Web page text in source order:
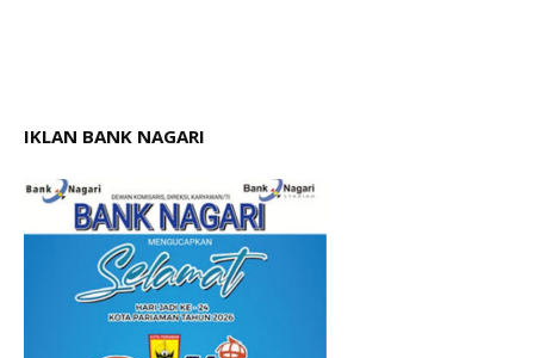
IKLAN BANK NAGARI